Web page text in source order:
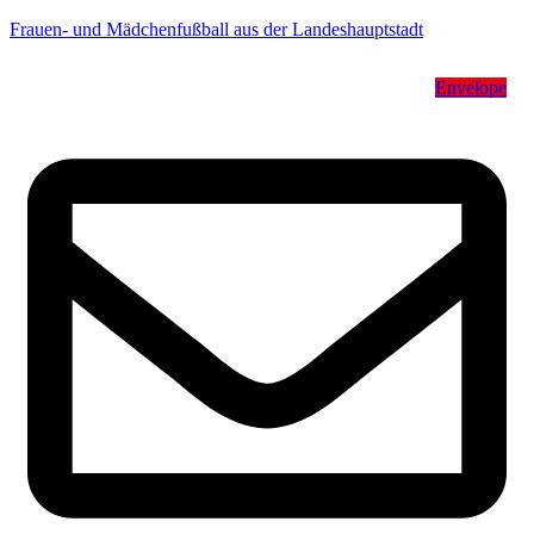
Frauen- und Mädchenfußball aus der Landeshauptstadt
Envelope